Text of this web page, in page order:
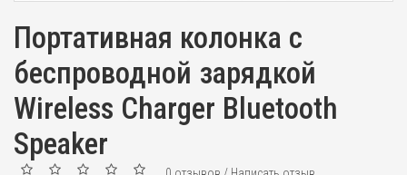
Портативная колонка с
беспроводной зарядкой
Wireless Charger Bluetooth
Speaker